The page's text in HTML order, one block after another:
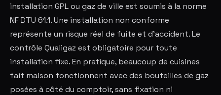
installation GPL ou gaz de ville est soumis à la norme
NF DTU 61.1. Une installation non conforme
représente un risque réel de fuite et d'accident. Le
contrôle Qualigaz est obligatoire pour toute
installation fixe. En pratique, beaucoup de cuisines
fait maison fonctionnent avec des bouteilles de gaz
posées à côté du comptoir, sans fixation ni